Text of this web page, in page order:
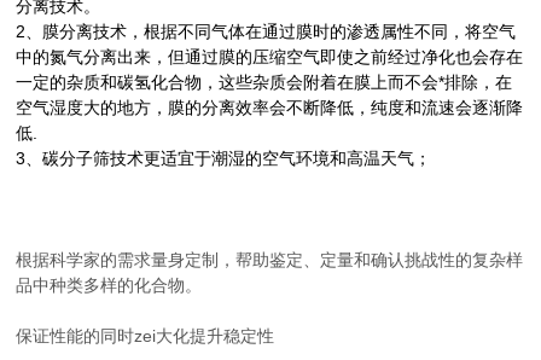
分离技术。
2、膜分离技术，根据不同气体在通过膜时的渗透属性不同，将空气
中的氮气分离出来，但通过膜的压缩空气即使之前经过净化也会存在
一定的杂质和碳氢化合物，这些杂质会附着在膜上而不会*排除，在
空气湿度大的地方，膜的分离效率会不断降低，纯度和流速会逐渐降
低.
3、碳分子筛技术更适宜于潮湿的空气环境和高温天气；
根据科学家的需求量身定制，帮助鉴定、定量和确认挑战性的复杂样
品中种类多样的化合物。
保证性能的同时zei大化提升稳定性